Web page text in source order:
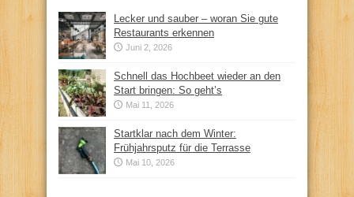
Lecker und sauber – woran Sie gute
Restaurants erkennen
Juni 2, 2026
Schnell das Hochbeet wieder an den
Start bringen: So geht’s
Mai 11, 2026
Startklar nach dem Winter:
Frühjahrsputz für die Terrasse
Mai 10, 2026